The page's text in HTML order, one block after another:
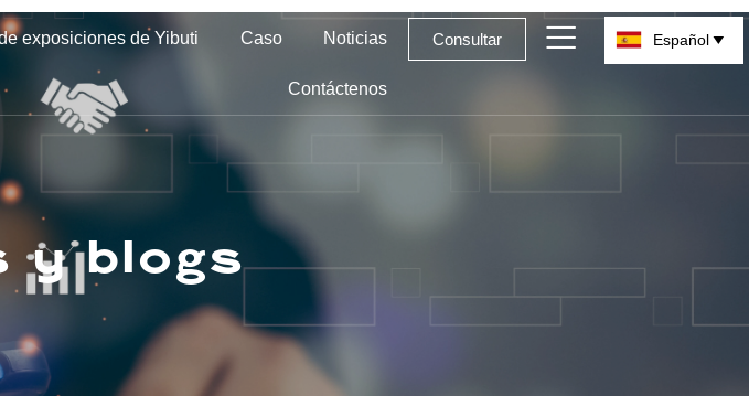
exposiciones de Yibuti Caso Noticias
Contáctenos
Consultar  Español 
y blogs